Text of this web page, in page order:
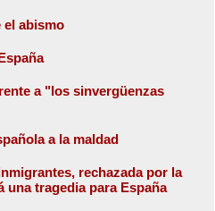
el abismo
a "los sinvergüenzas
a la maldad
rechazada por la
una tragedia para España